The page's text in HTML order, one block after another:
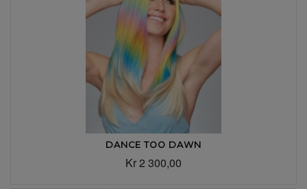
DANCE TOO DAWN
Kr 2 300,00